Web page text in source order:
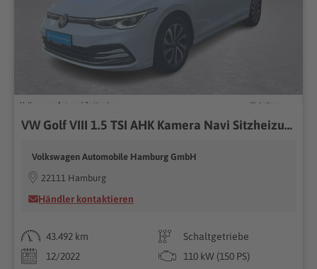
VW Golf VIII 1.5 TSI AHK Kamera Navi Sitzheizung
Volkswagen Automobile Hamburg GmbH
22111 Hamburg
Händler kontaktieren
43.492 km
Schaltgetriebe
12/2022
110 kW (150 PS)